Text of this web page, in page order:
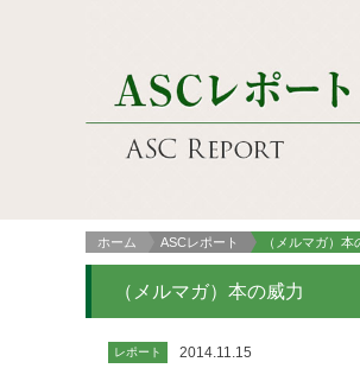
ホーム ASCレポート （メルマガ）本
（メルマガ）本の威力
レポート 2014.11.15